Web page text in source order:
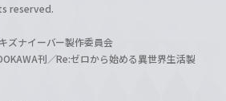
reserved.
ズナイーバー製作委員会
刊／Re:ゼロから始める異世界生活製